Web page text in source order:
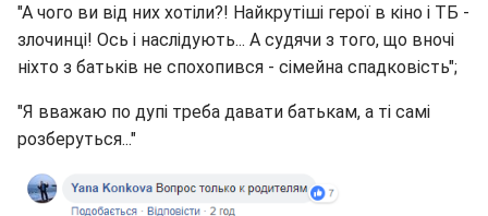
"А чого ви від них хотіли?! Найкрутіші герої в кіно і ТБ -
злочинці! Ось і наслідують... А судячи з того, що вночі
ніхто з батьків не спохопився - сімейна спадковість";
"Я вважаю по дупі треба давати батькам, а ті самі
розберуться..."